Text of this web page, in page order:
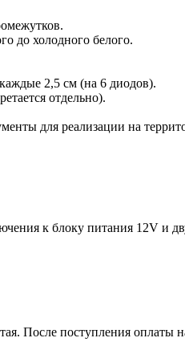
до холодного белого.
2,5 см (на 6 диодов).
отдельно).
для реализации на
к блоку питания 12V и
После поступления оплаты